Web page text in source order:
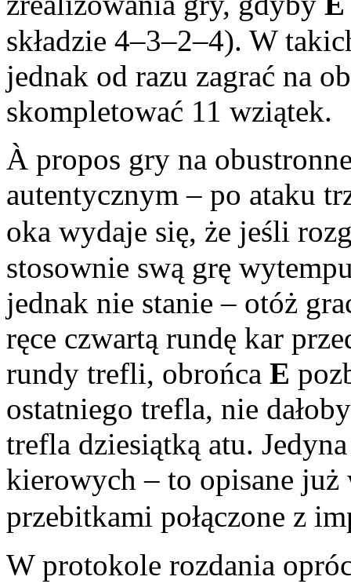
składzie 4–3–2–4). W
jednak od razu zagrać na
skompletować 11 wziątek.
À propos gry na
autentycznym – po ataku
oka wydaje się, że jeśli
stosownie swą grę
jednak nie stanie – otóż
ręce czwartą rundę kar
rundy trefli, obrońca E
ostatniego trefla, nie
trefla dziesiątką atu.
kierowych – to opisane
przebitkami połączone z
W protokole rozdania